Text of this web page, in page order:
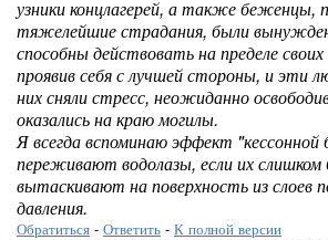
узники концлагерей, а также беженцы,
тяжелейшие страдания, были
способны действовать на пределе
проявив себя с лучшей стороны, и эти
них сняли стресс, неожиданно
оказались на краю могилы.
Я всегда вспоминаю эффект "кессонной
переживают водолазы, если их
вытаскивают на поверхность из слоев
давления.
Обратиться - Ответить - К полной версии